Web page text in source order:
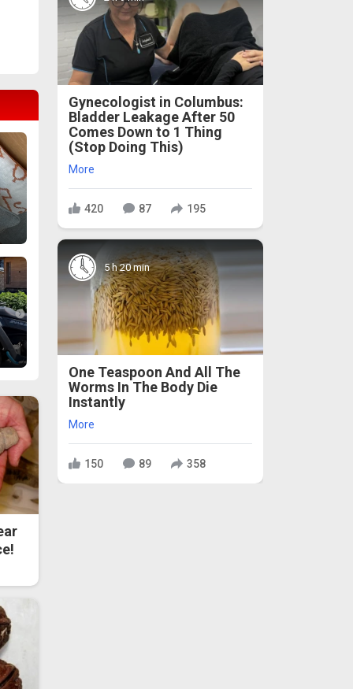
Gynecologist in Columbus:
Bladder Leakage After 50
Comes Down to 1 Thing
(Stop Doing This)
More
420 87 195
5 h 20 min
One Teaspoon And All The
Worms In The Body Die
Instantly
More
150 89 358